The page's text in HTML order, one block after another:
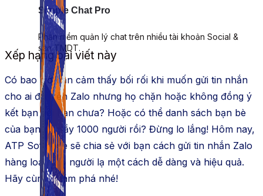
Simple Chat Pro
Phần mềm quản lý chat trên nhiều tài khoản Social &
sàn TMDT.
Xếp hạng bài viết này
Có bao giờ bạn cảm thấy bối rối khi muốn gửi tin nhắn
cho ai đó trên Zalo nhưng họ chặn hoặc không đồng ý
kết bạn với bạn chưa? Hoặc có thể danh sách bạn bè
của bạn đã đầy 1000 người rồi? Đừng lo lắng! Hôm nay,
ATP Software sẽ chia sẻ với bạn cách gửi tin nhắn Zalo
hàng loạt cho người lạ một cách dễ dàng và hiệu quả.
Hãy cùng khám phá nhé!